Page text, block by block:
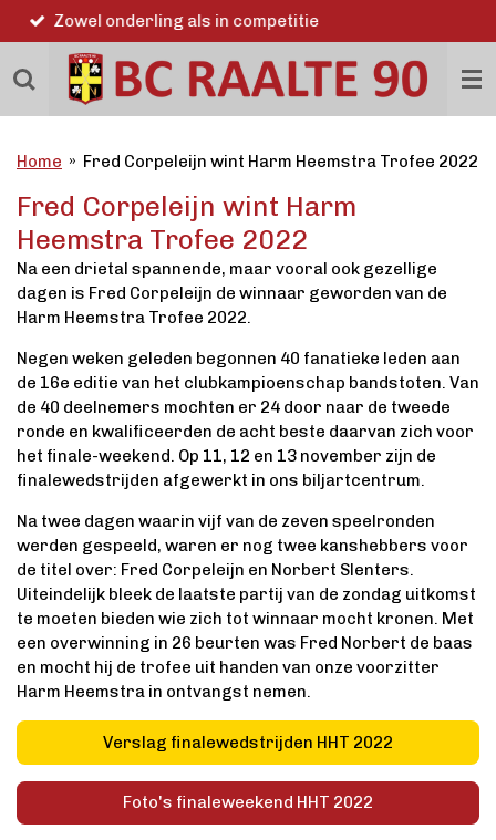
Ga
direct
naar
hoofdinhoud
Word ook lid
Home » Fred Corpeleijn wint Harm Heemstra Trofee 2022
Fred Corpeleijn wint Harm
Heemstra Trofee 2022
Na een drietal spannende, maar vooral ook gezellige
dagen is Fred Corpeleijn de winnaar geworden van de
Harm Heemstra Trofee 2022.
Negen weken geleden begonnen 40 fanatieke leden aan
de 16e editie van het clubkampioenschap bandstoten. Van
de 40 deelnemers mochten er 24 door naar de tweede
ronde en kwalificeerden de acht beste daarvan zich voor
het finale-weekend. Op 11, 12 en 13 november zijn de
finalewedstrijden afgewerkt in ons biljartcentrum.
Na twee dagen waarin vijf van de zeven speelronden
werden gespeeld, waren er nog twee kanshebbers voor
de titel over: Fred Corpeleijn en Norbert Slenters.
Uiteindelijk bleek de laatste partij van de zondag uitkomst
te moeten bieden wie zich tot winnaar mocht kronen. Met
een overwinning in 26 beurten was Fred Norbert de baas
en mocht hij de trofee uit handen van onze voorzitter
Harm Heemstra in ontvangst nemen.
Verslag finalewedstrijden HHT 2022
Foto's finaleweekend HHT 2022